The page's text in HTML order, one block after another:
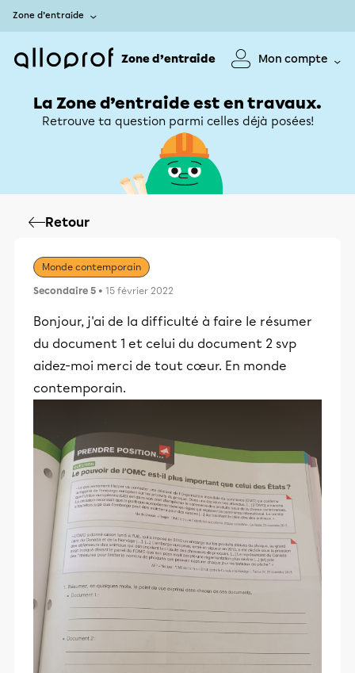
Zone d’entraide
Zone d’entraide Mon compte
La Zone d’entraide est en travaux.
Retrouve ta question parmi celles déjà posées!
Retour
Monde contemporain
Secondaire 5 • 15 février 2022
Bonjour, j'ai de la difficulté à faire le résumer
du document 1 et celui du document 2 svp
aidez-moi merci de tout cœur. En monde
contemporain.